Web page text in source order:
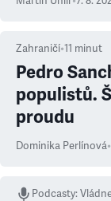
Zahraničí•11 minut
Pedro
populistů.
proudu
Dominika Perlínová•
Podcasty: